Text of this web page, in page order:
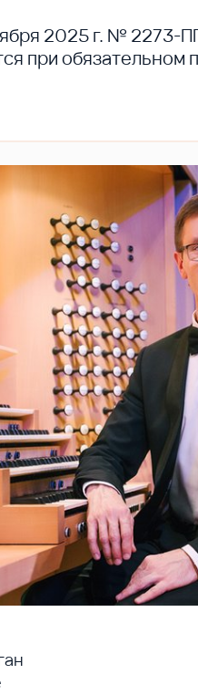
2025 г. № 2273-
при обязательном